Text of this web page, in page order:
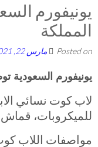
يونيفورم
المملكة
Posted on مارس 22, 2021
يونيفورم السعودية
لاب كوت نسائي
للميكروبات،
مواصفات اللاب